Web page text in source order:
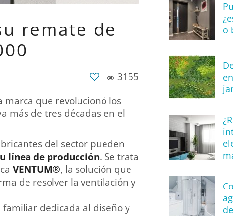
remate de
3155
marca que revolucionó los
más de tres décadas en el
del sector pueden
línea de producción. Se trata
VENTUM®, la solución que
de resolver la ventilación y
dedicada al diseño y
o